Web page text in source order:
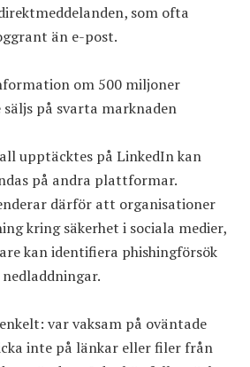
som ofta
än e-post.
om 500 miljoner
på svarta marknaden
upptäcktes på LinkedIn kan
på andra plattformar.
därför att organisationer
kring säkerhet i sociala medier,
kan identifiera phishingförsök
var vaksam på oväntade
inte på länkar eller filer från